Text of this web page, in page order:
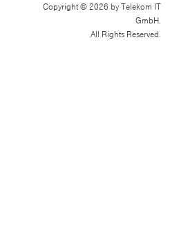
Copyright © 2026 by Telekom IT
GmbH.
All Rights Reserved.